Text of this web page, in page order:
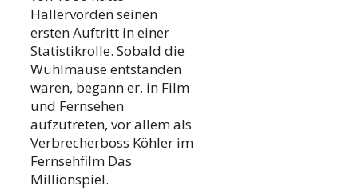
Hallervorden seinen
ersten Auftritt in einer
Statistikrolle. Sobald die
Wühlmäuse entstanden
waren, begann er, in Film
und Fernsehen
aufzutreten, vor allem als
Verbrecherboss Köhler im
Fernsehfilm Das
Millionspiel.